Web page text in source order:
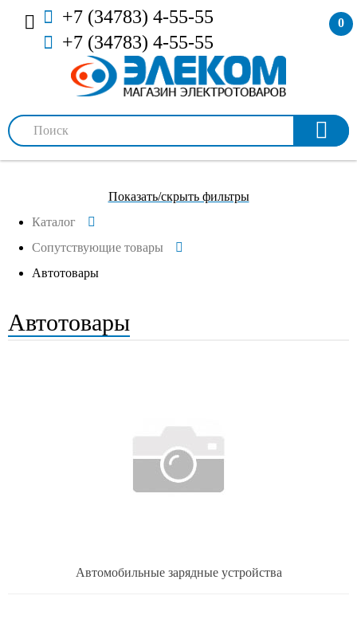
+7 (34783) 4-55-55
+7 (34783) 4-55-55
0
Показать/скрыть фильтры
Каталог
Сопутствующие товары
Автотовары
Автотовары
Автомобильные зарядные устройства